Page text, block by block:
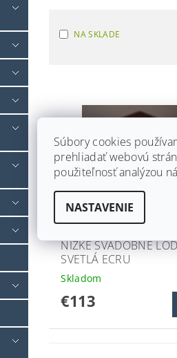
NA SKLADE
NÍZKE SVADOBNÉ
SVETLÁ ECRU
Skladom
€113
Súbory cookies
prehliadať webovú
použiteľnosť analýzou
NASTAVENIE